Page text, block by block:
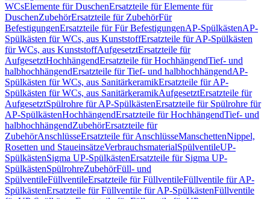
WCsElemente für DuschenErsatzteile für Elemente für
DuschenZubehörErsatzteile für ZubehörFür
BefestigungenErsatzteile für Für BefestigungenAP-SpülkästenAP-
Spülkästen für WCs, aus KunststoffErsatzteile für AP-Spülkästen
für WCs, aus KunststoffAufgesetztErsatzteile für
AufgesetztHochhängendErsatzteile für HochhängendTief- und
halbhochhängendErsatzteile für Tief- und halbhochhängendAP-
Spülkästen für WCs, aus SanitärkeramikErsatzteile für AP-
Spülkästen für WCs, aus SanitärkeramikAufgesetztErsatzteile für
AufgesetztSpülrohre für AP-SpülkästenErsatzteile für Spülrohre für
AP-SpülkästenHochhängendErsatzteile für HochhängendTief- und
halbhochhängendZubehörErsatzteile für
ZubehörAnschlüsseErsatzteile für AnschlüsseManschettenNippel,
Rosetten und StaueinsätzeVerbrauchsmaterialSpülventileUP-
SpülkästenSigma UP-SpülkästenErsatzteile für Sigma UP-
SpülkästenSpülrohreZubehörFüll- und
SpülventileFüllventileErsatzteile für FüllventileFüllventile für AP-
SpülkästenErsatzteile für Füllventile für AP-SpülkästenFüllventile